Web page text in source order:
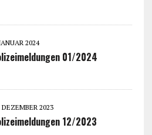
2024
01/2024
DEZEMBER 2023
12/2023